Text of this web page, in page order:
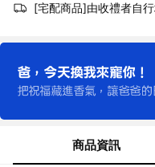
[宅配商品]由收禮者自
商品資訊